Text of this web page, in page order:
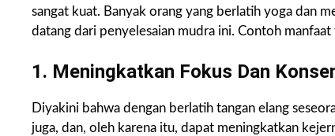
sangat kuat. Banyak orang yang berlatih yoga dan
datang dari penyelesaian mudra ini. Contoh manfaat
1. Meningkatkan Fokus Dan
Diyakini bahwa dengan berlatih tangan elang
juga, dan, oleh karena itu, dapat meningkatkan